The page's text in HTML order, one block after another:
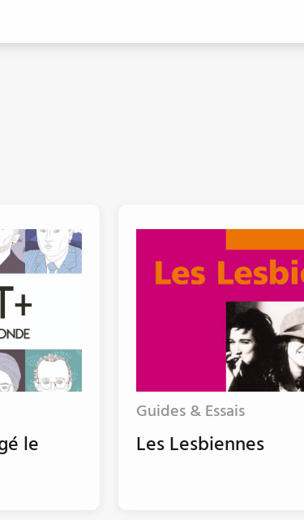
le
Guides & Essais
Les Lesbiennes